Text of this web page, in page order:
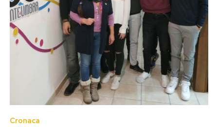
Cronaca